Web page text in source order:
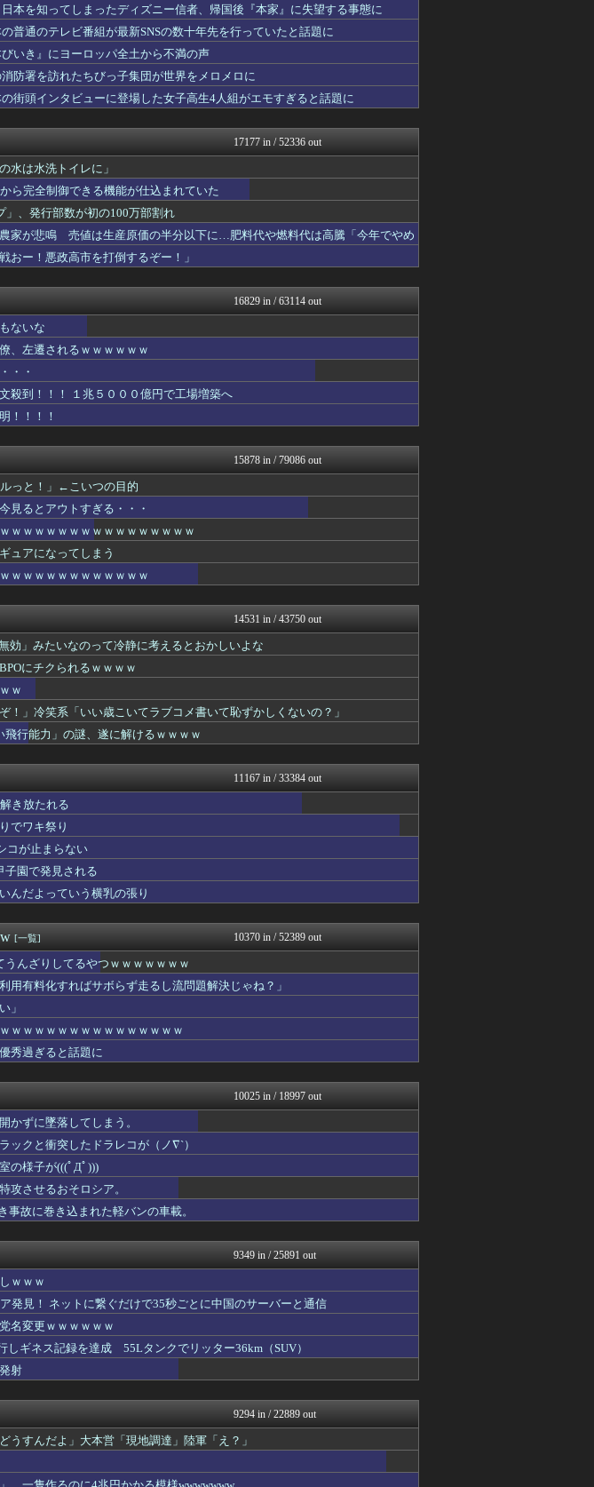
まとめロッテ！
よ」夫「必要ない！」→大暴...
素敵な鬼女様
＆P500投信の含み...
国難にあってもの申す！！
害者の立場を政治利用」と主...
明
なんじぇいスタジアム＠なん...
タイトルが来るぞ～～！...
スロ板-RUSH
アニはつ -アニメ発信場-
なんJ PRIDE
ーガなのに2万人発表🤣
けどそんなもん？
ーかわいそう…会社滅茶苦...
なんじぇいスタジアム＠なん...
ｷﾀ━━━━(ﾟ∀ﾟ)━━...
人「嫌！怖い！」上司「あと...
修羅ママ速報
、許すわけにはいかない」
オレ的ゲーム速報＠刃
助金を騙し取る事案が横行...
にゅーすアルー！
バすぎる
ゴールデンタイムズ
ストランの予約をされた。自...
鬼女はみた -修羅場・恋愛...
う
あげよ🤗」
主的な運営を厳しく批判した...
世界の憂鬱 海外・韓国の反...
ｗｗｗｗｗｗｗｗｗ
わんこーる速報！
」
筋肉速報
っくり仰天！（海外の反応）
海外のお前ら 海外の反応
ｗｗｗｗｗｗｗｗｗ
いたしん！
……」→勃起チ○ポを擦りつ...
えっ!?またここのサイト?
値は生産原価の半分以下に…
なんJ PRIDE
訪れるのに、我が国には全く...
。主人に問い詰めたら、白状...
かぞくちゃんねる
」に変更ｗｗｗｗ
アルファルファモザイク＠ネ...
ガジェット2ch
Y速報
なんじぇいスタジアム＠なん...
だ？」→見た瞬間、思わず笑...
…
男性様｜気団・生活2chま...
日本第一！ニュース録
年限定の食料品減税って聞...
つ円売りが続行
かせまと！
ｗｗｗｗwwww
バズッター速報
った模様…」→「メダル剥奪...
海外トークログ
半数の株式を引き受ける
な！
務超過 分配金の支払...
理想ちゃんねる
ファンした成功した結...
キニ速
益貢献ｗｗｗｗｗｗｗ
5,313円」→「1,5...
の課題を関西外大教授...
キムチ速報
なら公園に行ってくれ...
NEWSぽけまとめーる
なんJ PRIDE
していた。その結果、中に...
育児板拾い読み
党名は「いのちの党」 略称...
反日愚国 恨寓瘻
まとめCUP
の反応）
に拒否される それで...
！！！
NEWSまとめもりー｜2c...
うなりました」
ハウメニージャパン！
フィルダースチョイス
を投稿！
mashlife通信
故なのか」
けたのか・・・
と同じ傾向がある」
なんじぇいスタジアム＠なん...
運転手になる女性ってどう思...
ラビット速報
でついに動機明かす
ﾟｼｬｯ
パーｗｗｗ
コノユビニュース｜みんなの...
ほしい おうち速報
本を知ってしまったディズニー信者、帰国後『本家』に失望する事態に
普通のテレビ番組が最新SNSの数十年先を行っていたと話題に
いき』にヨーロッパ全土から不満の声
防署を訪れたちびっ子集団が世界をメロメロに
街頭インタビューに登場した女子高生4人組がエモすぎると話題に
17177 in / 52336 out
水は水洗トイレに」
ら完全制御できる機能が仕込まれていた
」、発行部数が初の100万部割れ
農家が悲鳴 売値は生産原価の半分以下に…肥料代や燃料代は高騰「今年でやめ
おー！悪政高市を打倒するぞー！」
16829 in / 63114 out
ないな
、左遷されるｗｗｗｗｗｗ
・・
殺到！！！ １兆５０００億円で工場増築へ
！！！！
15878 in / 79086 out
っと！」←こいつの目的
見るとアウトすぎる・・・
ｗｗｗｗｗｗｗｗｗｗｗｗｗｗｗｗ
ュアになってしまう
ｗｗｗｗｗｗｗｗｗｗｗｗ
14531 in / 43750 out
効」みたいなのって冷静に考えるとおかしいよな
にチクられるｗｗｗｗ
ｗ
！」冷笑系「いい歳こいてラブコメ書いて恥ずかしくないの？」
飛行能力」の謎、遂に解けるｗｗｗｗ
11167 in / 33384 out
き放たれる
でワキ祭り
コが止まらない
子園で発見される
んだよっていう横乳の張り
[一覧] 10370 in / 52389 out
うんざりしてるやつｗｗｗｗｗｗｗ
用有料化すればサボらず走るし流問題解決じゃね？」
」
ｗｗｗｗｗｗｗｗｗｗｗｗｗｗｗ
秀過ぎると話題に
10025 in / 18997 out
かずに墜落してしまう。
ックと衝突したドラレコが（ノ∇`）
の様子が(((ﾟДﾟ)))
攻させるおそロシア。
事故に巻き込まれた軽バンの車載。
9349 in / 25891 out
ｗｗｗ
発見！ ネットに繋ぐだけで35秒ごとに中国のサーバーと通信
名変更ｗｗｗｗｗｗ
しギネス記録を達成 55Lタンクでリッター36km（SUV）
射
9294 in / 22889 out
うすんだよ」大本営「現地調達」陸軍「え？」